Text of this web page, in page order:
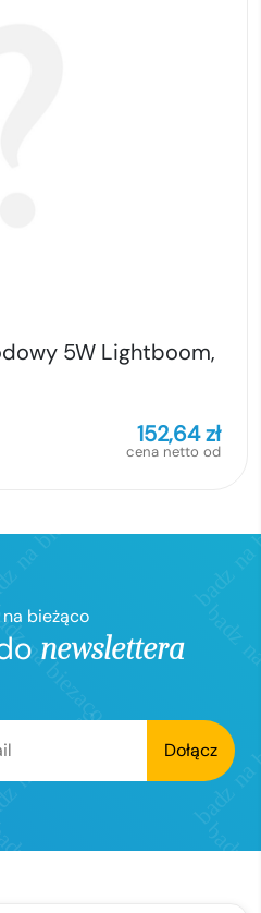
5W Lightboom,
152,64zł
cena netto od
bieżąco
newslettera
Dołącz